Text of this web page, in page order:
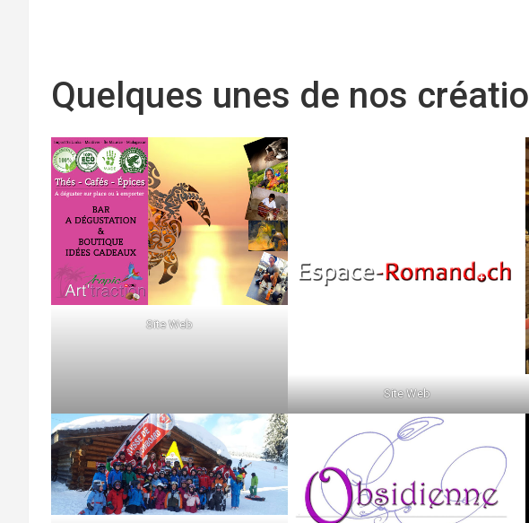
Quelques unes de nos
Site Web
Site Web